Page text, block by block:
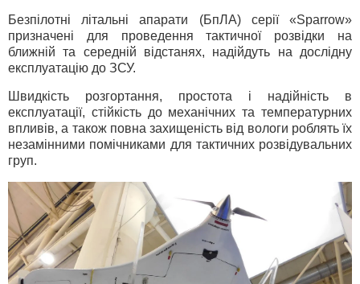
Безпілотні літальні апарати (БпЛА) серії «Sparrow»
призначені для проведення тактичної розвідки на
ближній та середній відстанях, надійдуть на дослідну
експлуатацію до ЗСУ.
Швидкість розгортання, простота і надійність в
експлуатації, стійкість до механічних та температурних
впливів, а також повна захищеність від вологи роблять їх
незамінними помічниками для тактичних розвідувальних
груп.